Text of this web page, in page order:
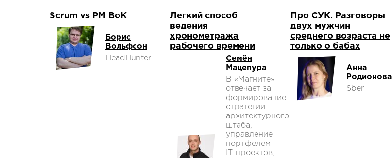
Scrum vs PM BoK
Борис
Вольфсон
HeadHunter
Легкий способ
ведения
хронометража
рабочего времени
Семён
Мацепура
В «Магните»
отвечает за
формирование
стратегии
архитектурного
штаба,
управление
портфелем
IT-проектов,
Про СУК. Разговоры
двух мужчин
среднего возраста не
только о бабах
Анна
Родионова
Sber